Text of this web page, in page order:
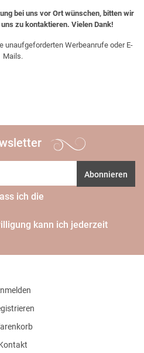
bei uns vor Ort wünschen, bitten wir
zu kontaktieren. Vielen Dank!
unaufgeforderten Werbeanrufe oder E-
Mails.
Abonnieren
ich die
kann ich jederzeit